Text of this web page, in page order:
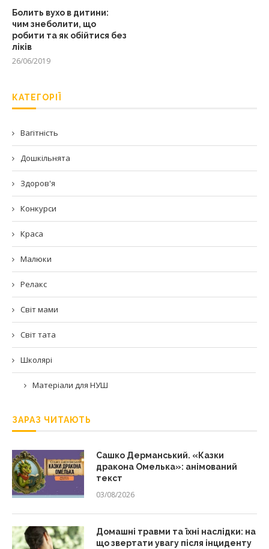
Болить вухо в дитини:
чим знеболити, що
робити та як обійтися без
ліків
26/06/2019
КАТЕГОРІЇ
Вагітність
Дошкільнята
Здоров'я
Конкурси
Краса
Малюки
Релакс
Світ мами
Світ тата
Школярі
Матеріали для НУШ
ЗАРАЗ ЧИТАЮТЬ
Сашко Дерманський. «Казки
дракона Омелька»: анімований
текст
03/08/2026
Домашні травми та їхні наслідки: на
що звертати увагу після інциденту